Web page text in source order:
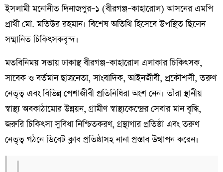
ইসলামী মনোনীত দিনাজপুর–১ (বীরগঞ্জ–কাহারোল) আসনের এমপি
প্রার্থী মো. মতিউর রহমান। বিশেষ অতিথি হিসেবে উপস্থিত ছিলেন
সম্মানিত চিকিৎসকবৃন্দ।
মতবিনিময় সভায় ঢাকাস্থ বীরগঞ্জ–কাহারোল এলাকার চিকিৎসক,
সাবেক ও বর্তমান ছাত্রনেতা, সাংবাদিক, আইনজীবী, প্রকৌশলী, তরুণ
নেতৃত্ব এবং বিভিন্ন পেশাজীবী প্রতিনিধিরা অংশ নেন। তাঁরা স্থানীয়
স্বাস্থ্য অবকাঠামোর উন্নয়ন, গ্রামীণ স্বাস্থ্যকেন্দ্রের সেবার মান বৃদ্ধি,
জরুরি চিকিৎসা সুবিধা নিশ্চিতকরণ, গ্রন্থাগার প্রতিষ্ঠা এবং তরুণ
নেতৃত্ব গঠনে ডিবেট ক্লাব প্রতিষ্ঠাসহ নানা প্রস্তাব উত্থাপন করেন।